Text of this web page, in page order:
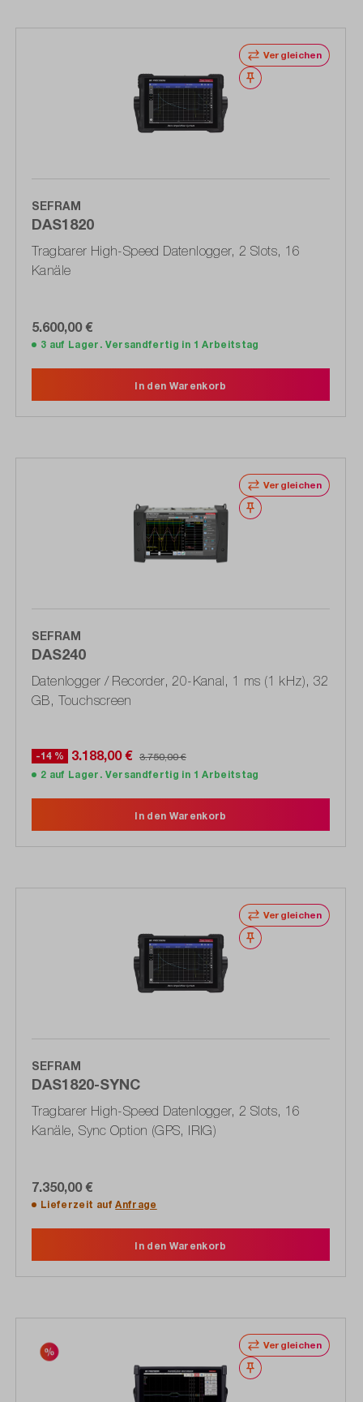
Vergleichen
Merken
SEFRAM
DAS1820
Tragbarer High-Speed Datenlogger, 2 Slots, 16
Kanäle
5.600,00 €
3 auf Lager. Versandfertig in 1 Arbeitstag
In den Warenkorb
Vergleichen
Merken
SEFRAM
DAS240
Datenlogger / Recorder, 20-Kanal, 1 ms (1 kHz), 32
GB, Touchscreen
-14 % 3.188,00 € 3.750,00 €
2 auf Lager. Versandfertig in 1 Arbeitstag
In den Warenkorb
Vergleichen
Merken
SEFRAM
DAS1820-SYNC
Tragbarer High-Speed Datenlogger, 2 Slots, 16
Kanäle, Sync Option (GPS, IRIG)
7.350,00 €
Lieferzeit aufAnfrage
In den Warenkorb
Vergleichen
Merken